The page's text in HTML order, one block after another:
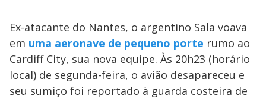
Ex-atacante do Nantes, o argentino Sala voava
em uma aeronave de pequeno porte rumo ao
Cardiff City, sua nova equipe. Às 20h23 (horário
local) de segunda-feira, o avião desapareceu e
seu sumiço foi reportado à guarda costeira de